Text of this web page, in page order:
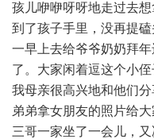
孩儿咿咿呀呀地走过去
到了孩子手里，没再提
一早上去给爷爷奶奶拜
了。大家闲着逗这个小
我母亲很高兴地和他们
弟弟拿女朋友的照片给
三哥一家坐了一会儿，